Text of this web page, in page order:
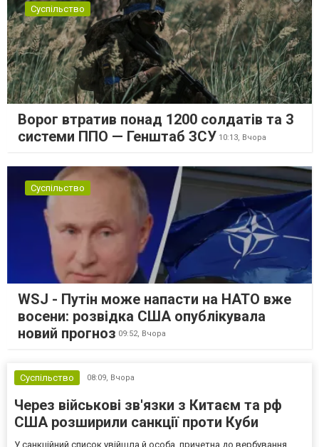
Суспільство
Ворог втратив понад 1200 солдатів та 3
системи ППО — Генштаб ЗСУ 10:13, Вчора
Суспільство
WSJ - Путін може напасти на НАТО вже
восени: розвідка США опублікувала
новий прогноз 09:52, Вчора
Суспільство 08:09, Вчора
Через військові зв'язки з Китаєм та рф
США розширили санкції проти Куби
У санкційний список увійшла й особа, причетна до вербування